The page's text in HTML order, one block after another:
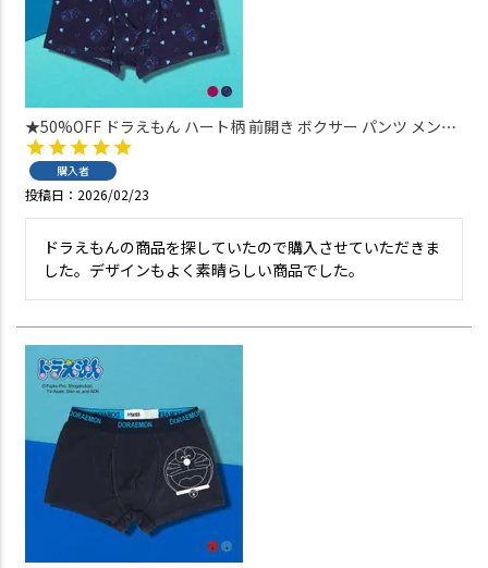
★50%OFF ドラえもん ハート柄 前開き ボクサー パンツ メンズ
アンダーウェア 53604002
購入者
投稿日 2026/02/23
ドラえもんの商品を探していたので購入させていただきま
した。デザインもよく素晴らしい商品でした。